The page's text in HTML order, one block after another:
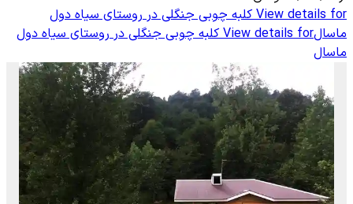
View details for کلبه چوبی جنگلی در روستای سیاه دول
ماسالView details for کلبه چوبی جنگلی در روستای سیاه دول
ماسال